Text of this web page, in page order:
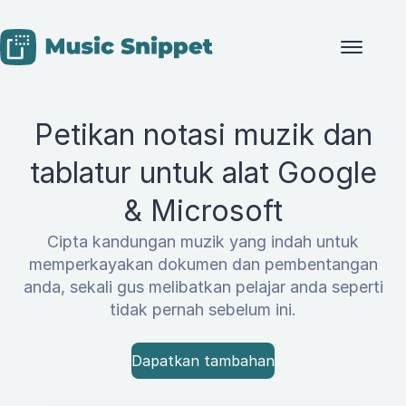
Petikan notasi muzik dan
tablatur untuk alat Google
& Microsoft
Cipta kandungan muzik yang indah untuk
memperkayakan dokumen dan pembentangan
anda, sekali gus melibatkan pelajar anda seperti
tidak pernah sebelum ini.
Dapatkan tambahan